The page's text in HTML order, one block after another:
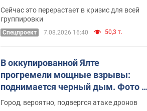
критический дискомфорт: как это
удалось
Сейчас это перерастает в кризис для всей
группировки
Спецпроект 7.08.2026 16:40 50,3 т.
В оккупированной Ялте
прогремели мощные взрывы:
поднимается черный дым. Фото и
видео
Город, вероятно, подвергся атаке дронов